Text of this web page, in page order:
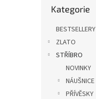
kategorie
Kategorie
BESTSELLERY
ZLATO
STŘÍBRO
NOVINKY
NÁUŠNICE
PŘÍVĚSKY